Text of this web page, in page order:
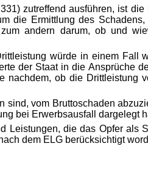
zutreffend ausführen, ist
die Ermittlung des
andern darum, ob und
würde in einem Fall
der Staat in die Ansprüche
ob die Drittleistung
vom Bruttoschaden
bei Erwerbsausfall dargelegt
Leistungen, die das Opfer als
dem ELG berücksichtigt